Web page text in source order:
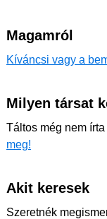
Magamról
Kíváncsi vagy a
Milyen társat
Táltos még nem
meg!
Akit keresek
Szeretnék